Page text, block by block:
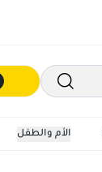
الأم والطفل